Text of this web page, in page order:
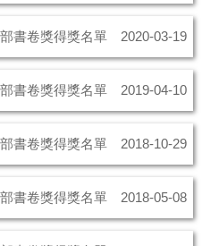
書卷獎得獎名單 2020-03-19
書卷獎得獎名單 2019-04-10
書卷獎得獎名單 2018-10-29
書卷獎得獎名單 2018-05-08